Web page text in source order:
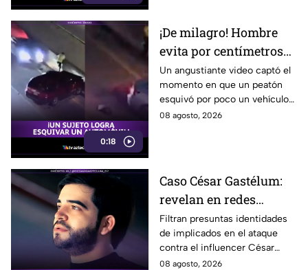
0:18
¡De milagro! Hombre
evita por centímetros
ser arroll4do tras
choque en autopista
Un angustiante video captó el
momento en que un peatón
esquivó por poco un vehículo
descontrolado en una
08 agosto, 2026
Caso César Gastélum:
revelan en redes
presuntas identidades
de los agr3sores del
influencer
Filtran presuntas identidades
de implicados en el ataque
contra el influencer César
Gastélum en Culiacán.
08 agosto, 2026